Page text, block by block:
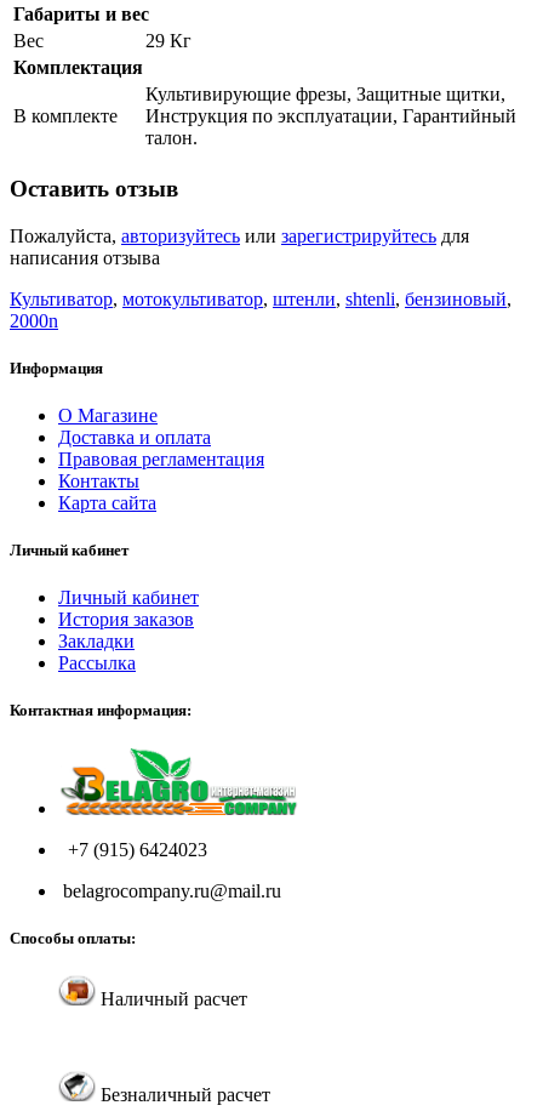
Габариты и вес
Вес
29 Кг
Комплектация
В комплекте
Культивирующие фрезы, Защитные щитки,
Инструкция по эксплуатации, Гарантийный
талон.
Оставить отзыв
Пожалуйста, авторизуйтесь или зарегистрируйтесь для
написания отзыва
Культиватор, мотокультиватор, штенли, shtenli, бензиновый,
2000n
Информация
О Магазине
Доставка и оплата
Правовая регламентация
Контакты
Карта сайта
Личный кабинет
Личный кабинет
История заказов
Закладки
Рассылка
Контактная информация:
+7 (915) 6424023
belagrocompany.ru@mail.ru
Способы оплаты:
Наличный расчет
Безналичный расчет